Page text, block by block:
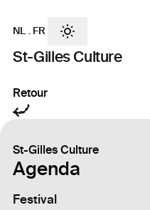
St-Gilles Culture
NL . FR
Retour
St-Gilles Culture
Agenda
Festival